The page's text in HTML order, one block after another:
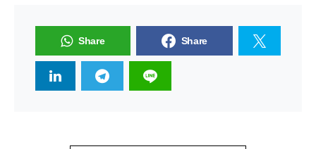
Share Share